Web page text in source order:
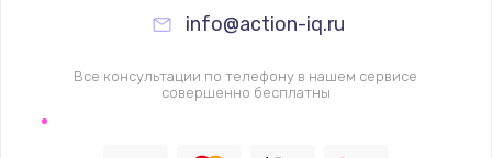
info@action-iq.ru
Все консультации по телефону в нашем сервисе
совершенно бесплатны